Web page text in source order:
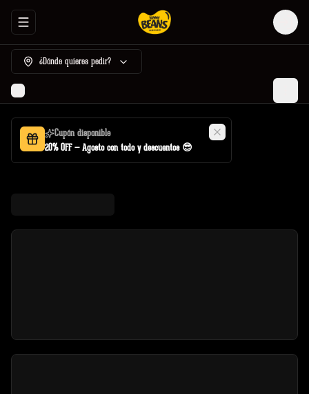
Abrir menu de navegación Login
¿Dónde quieres pedir?
Cupón disponible
20% OFF — Agosto con todo y descuentos 😎